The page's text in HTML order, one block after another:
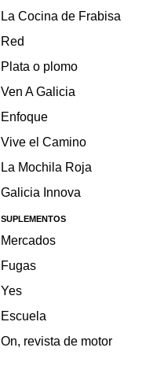
La Cocina de Frabisa
Red
Plata o plomo
Ven A Galicia
Enfoque
Vive el Camino
La Mochila Roja
Galicia Innova
SUPLEMENTOS
Mercados
Fugas
Yes
Escuela
On, revista de motor